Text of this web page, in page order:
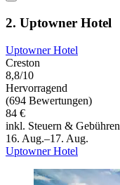
2. Uptowner Hotel
Uptowner Hotel
Creston
8,8/10
Hervorragend
(694 Bewertungen)
84 €
inkl. Steuern & Gebühren
16. Aug.–17. Aug.
Uptowner Hotel